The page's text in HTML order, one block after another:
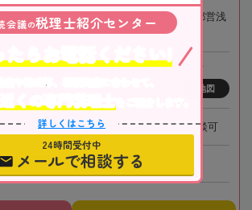
葉線、東京メトロ「八丁堀駅」徒歩3分、都営浅
宝町駅」徒歩4分
0032 東京都中央区八丁堀4-3-5 京橋宝町
階
地図
埼玉、神奈川、千葉、全国オンライン相談可
8565
会議の税理士紹介センター
産や株式等、相続資産に合わせて、
くの専門税理士
をご紹介します。
詳しくはこちら
24時間受付中
メールで相談する